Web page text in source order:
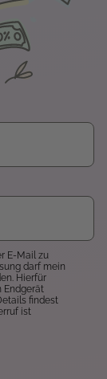
E-Mail zu
darf mein
Hierfür
Endgerät
findest
ist